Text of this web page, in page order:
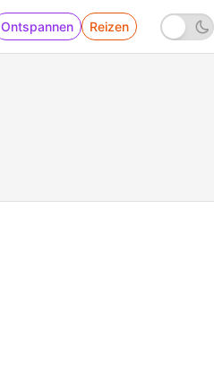
Ontspannen Reizen